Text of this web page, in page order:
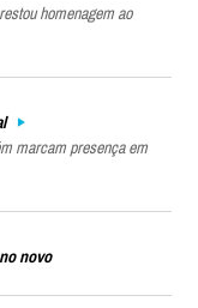
homenagem ao
marcam presença em
novo